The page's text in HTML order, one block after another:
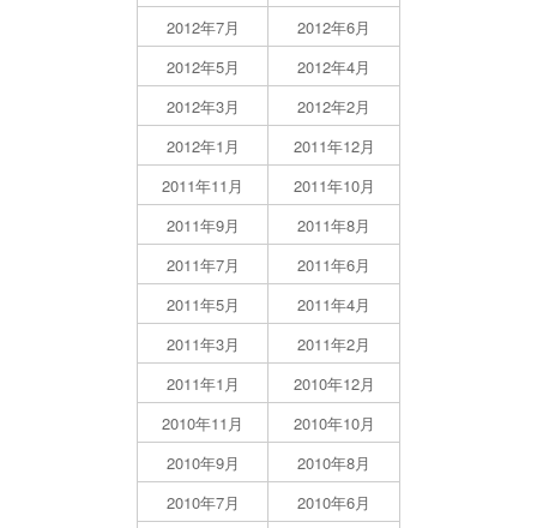
2012年7月
2012年6月
2012年5月
2012年4月
2012年3月
2012年2月
2012年1月
2011年12月
2011年11月
2011年10月
2011年9月
2011年8月
2011年7月
2011年6月
2011年5月
2011年4月
2011年3月
2011年2月
2011年1月
2010年12月
2010年11月
2010年10月
2010年9月
2010年8月
2010年7月
2010年6月